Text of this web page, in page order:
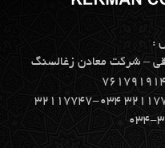
:
– شركت معادن زغالسنگ